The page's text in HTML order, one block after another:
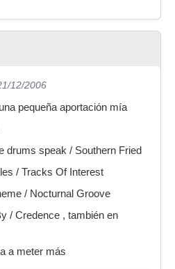
12/2006
pequeña aportación mía
drums speak / Southern Fried
/ Tracks Of Interest
/ Nocturnal Groove
/ Credence , también en
a meter más